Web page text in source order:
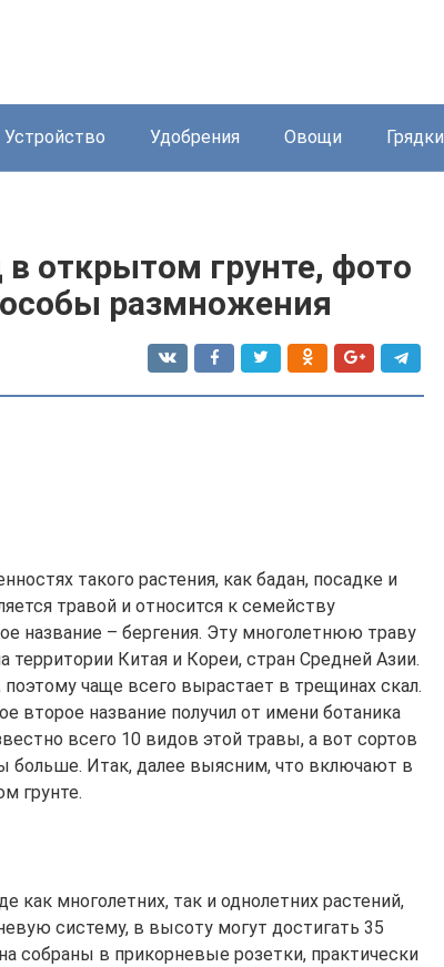
Устройство Удобрения Овощи Грядки
в открытом грунте, фото
размножения
такого растения, как бадан, посадке и
травой и относится к семейству
название – бергения. Эту многолетнюю траву
Китая и Кореи, стран Средней Азии.
чаще всего вырастает в трещинах скал.
второе название получил от имени ботаника
всего 10 видов этой травы, а вот сортов
больше. Итак, далее выясним, что включают в
грунте.
как многолетних, так и однолетних растений,
систему, в высоту могут достигать 35
собраны в прикорневые розетки, практически